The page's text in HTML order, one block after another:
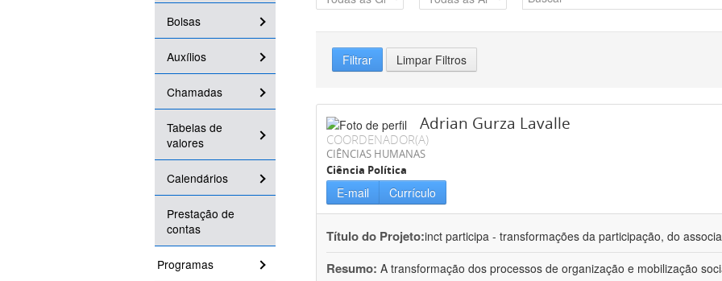
Bolsas
Auxílios
Chamadas
Tabelas de
valores
Calendários
Prestação de
contas
Programas
Filtrar Limpar Filtros
Adrian Gurza Lavalle
COORDENADOR(A)
CIÊNCIAS HUMANAS
Ciência Política
E-mail Currículo
Título do Projeto:inct participa - transformações da participação, do
Resumo: A transformação dos processos de organização e mobilização